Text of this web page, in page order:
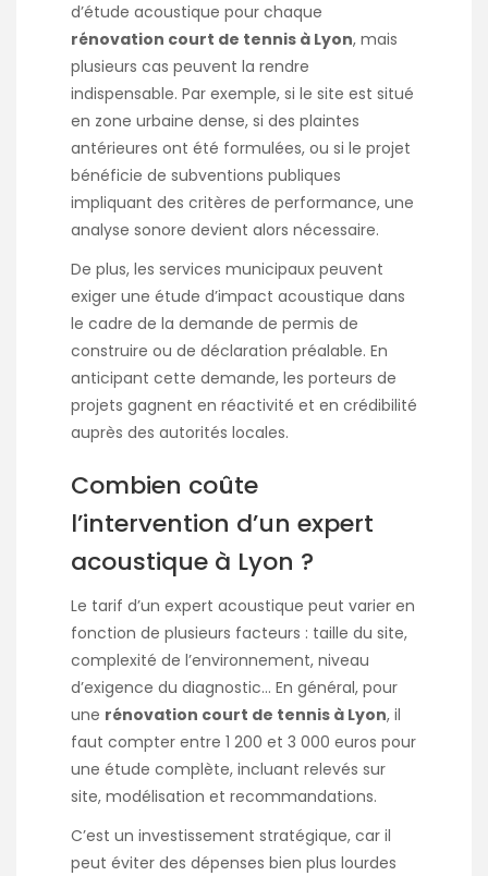
d’étude acoustique pour chaque
rénovation court de tennis à Lyon, mais
plusieurs cas peuvent la rendre
indispensable. Par exemple, si le site est situé
en zone urbaine dense, si des plaintes
antérieures ont été formulées, ou si le projet
bénéficie de subventions publiques
impliquant des critères de performance, une
analyse sonore devient alors nécessaire.
De plus, les services municipaux peuvent
exiger une étude d’impact acoustique dans
le cadre de la demande de permis de
construire ou de déclaration préalable. En
anticipant cette demande, les porteurs de
projets gagnent en réactivité et en crédibilité
auprès des autorités locales.
Combien coûte
l’intervention d’un expert
acoustique à Lyon ?
Le tarif d’un expert acoustique peut varier en
fonction de plusieurs facteurs : taille du site,
complexité de l’environnement, niveau
d’exigence du diagnostic… En général, pour
une rénovation court de tennis à Lyon, il
faut compter entre 1 200 et 3 000 euros pour
une étude complète, incluant relevés sur
site, modélisation et recommandations.
C’est un investissement stratégique, car il
peut éviter des dépenses bien plus lourdes